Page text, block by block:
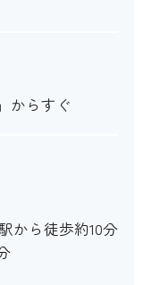
からすぐ
から徒歩約10分